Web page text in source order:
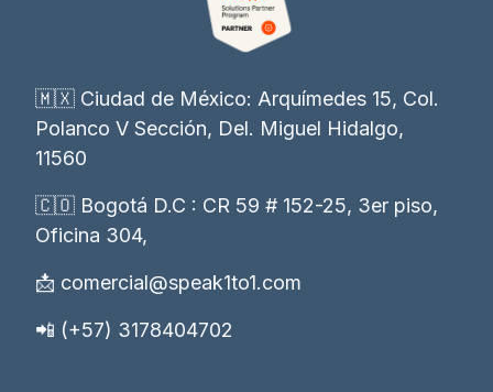
🇲🇽 Ciudad de México: Arquímedes 15, Col.
Polanco V Sección, Del. Miguel Hidalgo,
11560
🇨🇴 Bogotá D.C : CR 59 # 152-25, 3er piso,
Oficina 304,
📩 comercial@speak1to1.com
📲 (+57) 3178404702